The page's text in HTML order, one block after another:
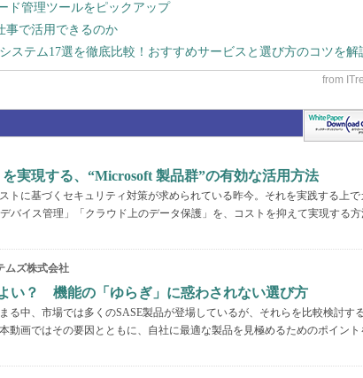
ド管理ツールをピックアップ
事で活用できるのか
ステム17選を徹底比較！おすすめサービスと選び方のコツを解
実現する、“Microsoft 製品群”の有効な活用方法
トに基づくセキュリティ対策が求められている昨今。それを実践する上で
バイス管理」「クラウド上のデータ保護」を、コストを抑えて実現する
ムズ株式会社
い？ 機能の「ゆらぎ」に惑わされない選び方
る中、市場では多くのSASE製品が登場しているが、それらを比較検討す
動画ではその要因とともに、自社に最適な製品を見極めるためのポイント